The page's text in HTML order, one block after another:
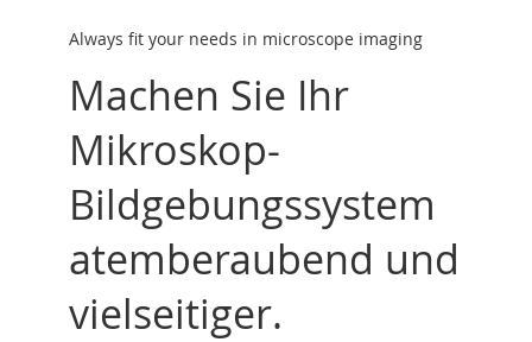
Machen Sie Ihr
Mikroskop-
Bildgebungssystem
atemberaubend und
vielseitiger.
Always fit your needs in microscope imaging